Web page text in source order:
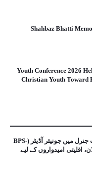
Shahbaz Bhatti
Youth Conference 2026
Christian Youth Toward
آفس آف دی ملٹری اکاؤنٹنٹ جنرل میں جونیئر آڈیٹر (BPS-
اعلان، اقلیتی امیدواروں کے لیے